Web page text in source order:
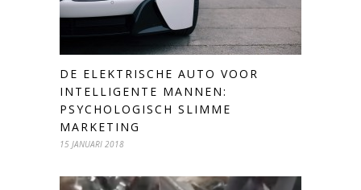
DE ELEKTRISCHE AUTO VOOR
INTELLIGENTE MANNEN:
PSYCHOLOGISCH SLIMME
MARKETING
15 JANUARI 2018